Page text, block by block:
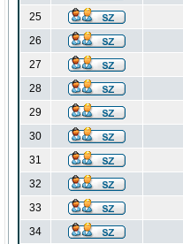
25
26
27
28
29
30
31
32
33
34